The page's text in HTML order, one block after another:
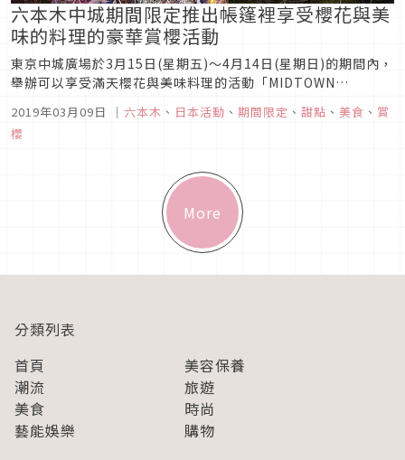
六本木中城期間限定推出帳篷裡享受櫻花與美
味的料理的豪華賞櫻活動
東京中城廣場於3月15日(星期五)～4月14日(星期日)的期間內，
舉辦可以享受滿天櫻花與美味料理的活動「MIDTOWN
12屆的本活動，推出了限期舉辦的戶外交誼區「CHANDON
Blossom Lounge(酩悅香檳櫻花交誼區)」！活...
2019年03月09日 ｜ 六本木 、 日本活動 、 期間限定 、 甜點 、 美食 、 賞
櫻
More
分類列表
首頁
美容保養
潮流
旅遊
美食
時尚
藝能娛樂
購物